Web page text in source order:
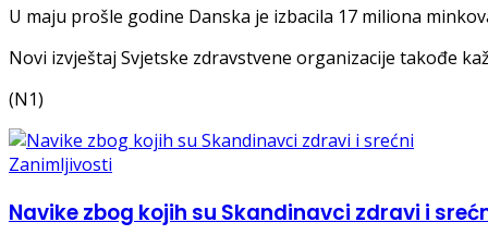
U maju prošle godine Danska je izbacila 17 miliona
Novi izvještaj Svjetske zdravstvene organizacije takođe
(N1)
Zanimljivosti
Navike zbog kojih su Skandinavci zdravi i